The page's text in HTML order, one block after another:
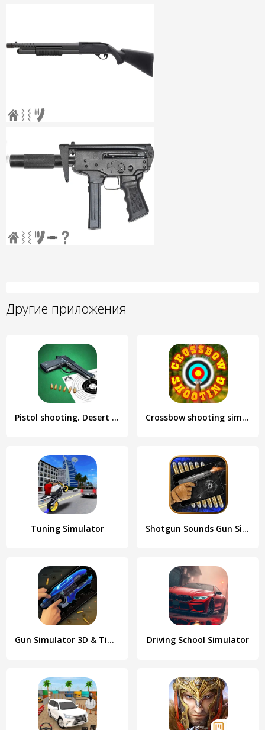
Другие приложения
Pistol shooting. Desert Eagle Crossbow shooting simulator
Tuning Simulator Shotgun Sounds Gun Simulator
Gun Simulator 3D & Time Bomb Driving School Simulator